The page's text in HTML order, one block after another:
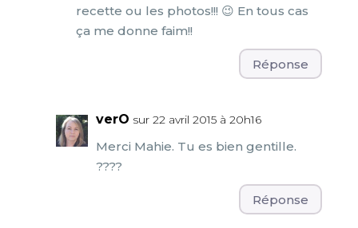
recette ou les photos!!! 😉 En tous cas
ça me donne faim!!
Réponse
verO sur 22 avril 2015 à 20h16
Merci Mahie. Tu es bien gentille.
????
Réponse